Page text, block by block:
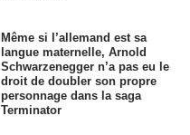
Même si l’allemand est sa
langue maternelle, Arnold
Schwarzenegger n’a pas eu le
droit de doubler son propre
personnage dans la saga
Terminator